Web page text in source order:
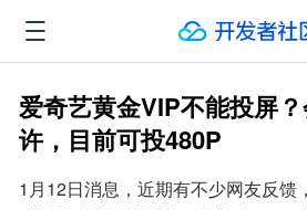
爱奇艺黄金VIP不能投屏
许，目前可投480P
1月12日消息，近期有不少网友反馈